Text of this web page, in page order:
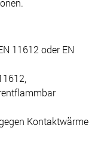
11612 oder EN
Kontaktwärme